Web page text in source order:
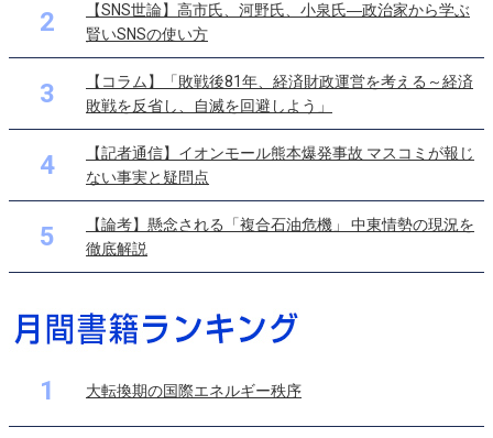
2
【SNS世論】高市氏、河野氏、小泉氏―政治家から学ぶ
賢いSNSの使い方
3
【コラム】「敗戦後81年、経済財政運営を考える～経済
敗戦を反省し、自滅を回避しよう」
4
【記者通信】イオンモール熊本爆発事故 マスコミが報じ
ない事実と疑問点
5
【論考】懸念される「複合石油危機」 中東情勢の現況を
徹底解説
1 大転換期の国際エネルギー秩序